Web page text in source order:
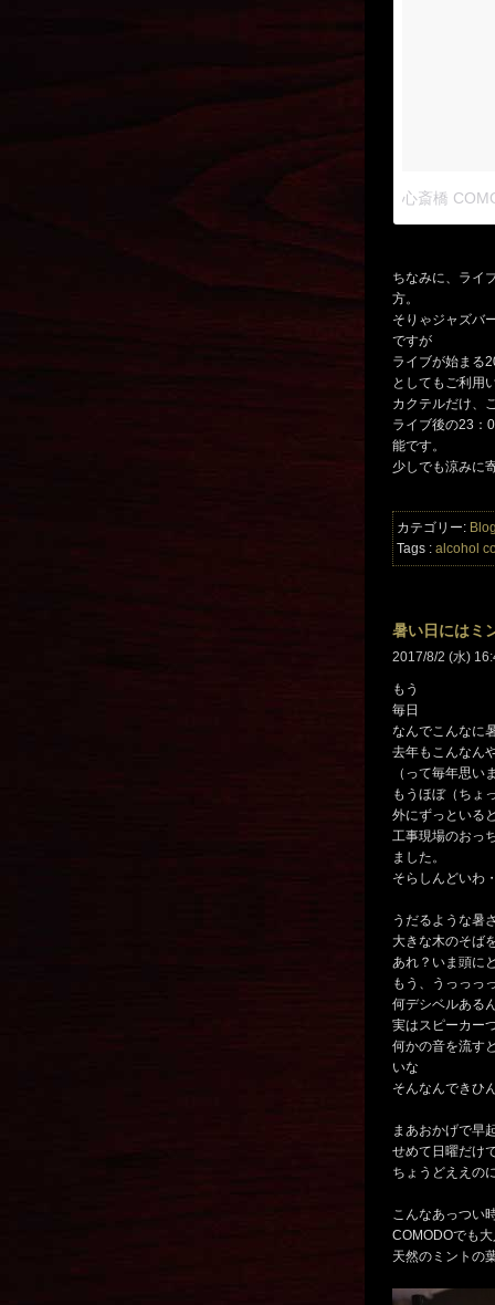
ちなみに、ライ
方。
そりゃジャズバ
ですが
ライブが始まる
としてもご利用
カクテルだけ、
ライブ後の23：
能です。
少しでも涼みに
カテゴリー:
Tags : alcohol
暑い日にはミ
2017/8/2 (水)
もう
毎日
なんでこんなに
去年もこんなん
（って毎年思い
もうほぼ（ちょ
外にずっといる
工事現場のおっ
ました。
そらしんどいわ
うだるような暑
大きな木のそば
あれ？いま頭に
もう、うっっっ
何デシベルある
実はスピーカー
何かの音を流す
いな
そんなんできひ
まあおかげで早
せめて日曜だけ
ちょうどええの
こんなあっつい
COMODOでも
天然のミントの